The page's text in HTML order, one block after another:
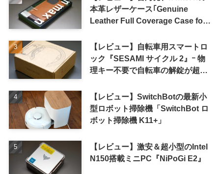
本革レザーケース｢Genuine
Leather Full Coverage Case for
【レビュー】自転車用スマートロ
ック『SESAMI サイクル 2』ｰ 物
理キー不要で自転車の解錠が超簡
【レビュー】SwitchBotの最新小
型ロボット掃除機「SwitchBot ロ
ボット掃除機 K11+」
【レビュー】激安＆超小型のIntel
N150搭載ミニPC『NiPoGi E2』